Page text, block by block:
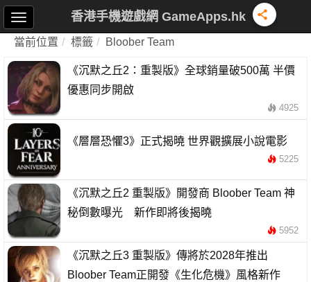
香港手機遊戲網 GameApps.hk
當前位置 標籤 Bloober Team
《沉默之丘2：重製版》全球銷量破500萬 半價
優惠同步開啟
4925
《層層恐懼3》正式揭曉 世界觀擴展小說電影
5225
《沉默之丘2 重製版》開發商 Bloober Team 神
秘倒數曝光 新作即將後揭曉
5952
《沉默之丘3 重製版》傳將於2028年推出
Bloober Team正開發《生化危機》風格新作